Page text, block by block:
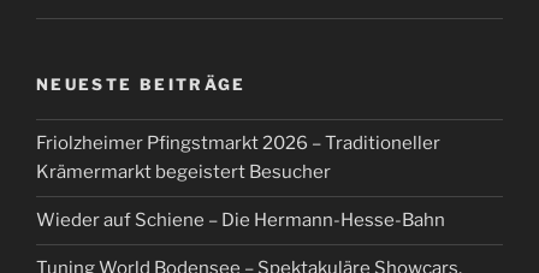
NEUESTE BEITRÄGE
Friolzheimer Pfingstmarkt 2026 – Traditioneller
Krämermarkt begeistert Besucher
Wieder auf Schiene – Die Hermann-Hesse-Bahn